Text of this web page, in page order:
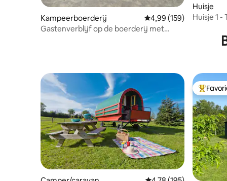
Kampeerboerderij Gemiddelde
4,99 (159)
Gastenverblijf op de boerderij met
Huisje
Huisje 1 -